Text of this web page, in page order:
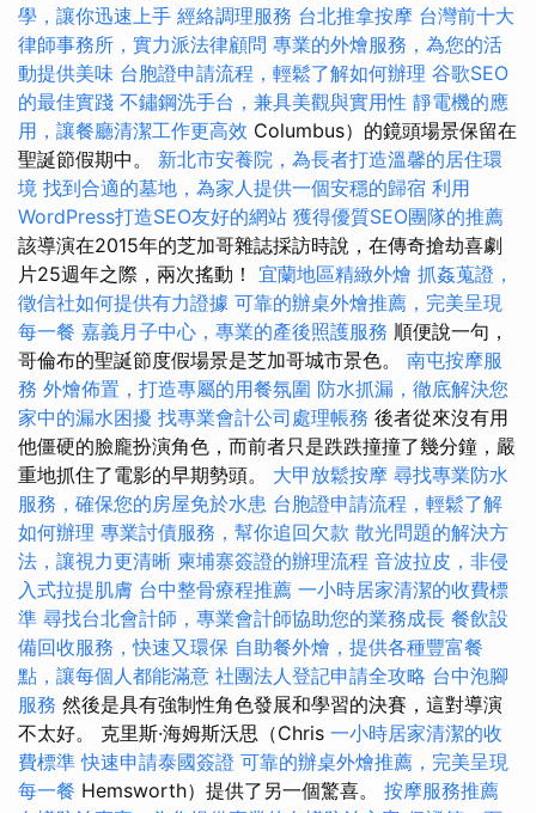
學，讓你迅速上手 經絡調理服務 台北推拿按摩 台灣前十大
律師事務所，實力派法律顧問 專業的外燴服務，為您的活
動提供美味 台胞證申請流程，輕鬆了解如何辦理 谷歌SEO
的最佳實踐 不鏽鋼洗手台，兼具美觀與實用性 靜電機的應
用，讓餐廳清潔工作更高效 Columbus）的鏡頭場景保留在
聖誕節假期中。 新北市安養院，為長者打造溫馨的居住環
境 找到合適的墓地，為家人提供一個安穩的歸宿 利用
WordPress打造SEO友好的網站 獲得優質SEO團隊的推薦
該導演在2015年的芝加哥雜誌採訪時說，在傳奇搶劫喜劇
片25週年之際，兩次搖動！ 宜蘭地區精緻外燴 抓姦蒐證，
徵信社如何提供有力證據 可靠的辦桌外燴推薦，完美呈現
每一餐 嘉義月子中心，專業的產後照護服務 順便說一句，
哥倫布的聖誕節度假場景是芝加哥城市景色。 南屯按摩服
務 外燴佈置，打造專屬的用餐氛圍 防水抓漏，徹底解決您
家中的漏水困擾 找專業會計公司處理帳務 後者從來沒有用
他僵硬的臉龐扮演角色，而前者只是跌跌撞撞了幾分鐘，嚴
重地抓住了電影的早期勢頭。 大甲放鬆按摩 尋找專業防水
服務，確保您的房屋免於水患 台胞證申請流程，輕鬆了解
如何辦理 專業討債服務，幫你追回欠款 散光問題的解決方
法，讓視力更清晰 柬埔寨簽證的辦理流程 音波拉皮，非侵
入式拉提肌膚 台中整骨療程推薦 一小時居家清潔的收費標
準 尋找台北會計師，專業會計師協助您的業務成長 餐飲設
備回收服務，快速又環保 自助餐外燴，提供各種豐富餐
點，讓每個人都能滿意 社團法人登記申請全攻略 台中泡腳
服務 然後是具有強制性角色發展和學習的決賽，這對導演
不太好。 克里斯·海姆斯沃思（Chris 一小時居家清潔的收
費標準 快速申請泰國簽證 可靠的辦桌外燴推薦，完美呈現
每一餐 Hemsworth）提供了另一個驚喜。 按摩服務推薦